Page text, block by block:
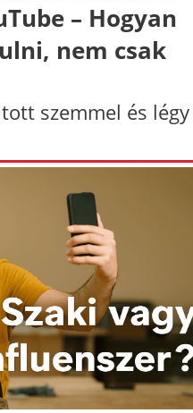
– Hogyan
nem csak
szemmel és légy